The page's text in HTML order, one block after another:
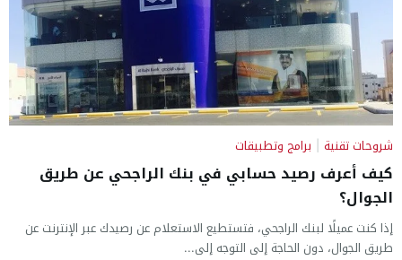
شروحات تقنية | برامج وتطبيقات
كيف أعرف رصيد حسابي في بنك الراجحي عن طريق
الجوال؟
إذا كنت عميلًا لبنك الراجحي، فتستطيع الاستعلام عن رصيدك عبر الإنترنت عن
طريق الجوال، دون الحاجة إلى التوجه إلى...